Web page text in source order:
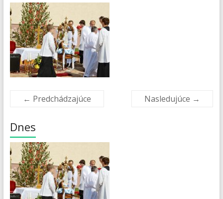
← Predchádzajúce Nasledujúce →
Dnes